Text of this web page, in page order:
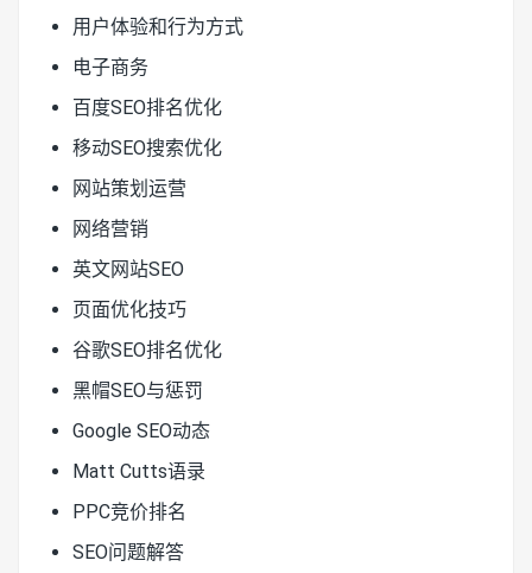
用户体验和行为方式
电子商务
百度SEO排名优化
移动SEO搜索优化
网站策划运营
网络营销
英文网站SEO
页面优化技巧
谷歌SEO排名优化
黑帽SEO与惩罚
Google SEO动态
Matt Cutts语录
PPC竞价排名
SEO问题解答